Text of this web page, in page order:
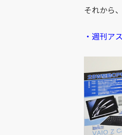
それから
・週刊ア